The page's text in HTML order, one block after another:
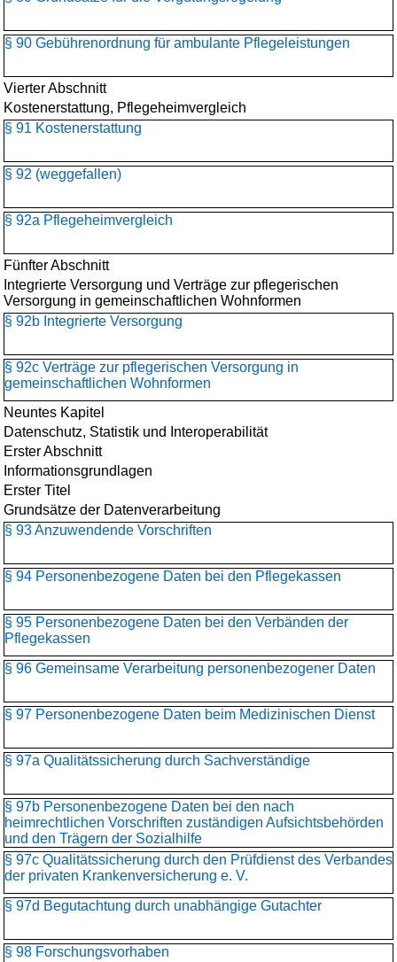
§ 90 Gebührenordnung für ambulante Pflegeleistungen
Vierter Abschnitt
Kostenerstattung, Pflegeheimvergleich
§ 91 Kostenerstattung
§ 92 (weggefallen)
§ 92a Pflegeheimvergleich
Fünfter Abschnitt
Integrierte Versorgung und Verträge zur pflegerischen
Versorgung in gemeinschaftlichen Wohnformen
§ 92b Integrierte Versorgung
§ 92c Verträge zur pflegerischen Versorgung in
gemeinschaftlichen Wohnformen
Neuntes Kapitel
Datenschutz, Statistik und Interoperabilität
Erster Abschnitt
Informationsgrundlagen
Erster Titel
Grundsätze der Datenverarbeitung
§ 93 Anzuwendende Vorschriften
§ 94 Personenbezogene Daten bei den Pflegekassen
§ 95 Personenbezogene Daten bei den Verbänden der
Pflegekassen
§ 96 Gemeinsame Verarbeitung personenbezogener Daten
§ 97 Personenbezogene Daten beim Medizinischen Dienst
§ 97a Qualitätssicherung durch Sachverständige
§ 97b Personenbezogene Daten bei den nach
heimrechtlichen Vorschriften zuständigen Aufsichtsbehörden
und den Trägern der Sozialhilfe
§ 97c Qualitätssicherung durch den Prüfdienst des Verbandes
der privaten Krankenversicherung e. V.
§ 97d Begutachtung durch unabhängige Gutachter
§ 98 Forschungsvorhaben